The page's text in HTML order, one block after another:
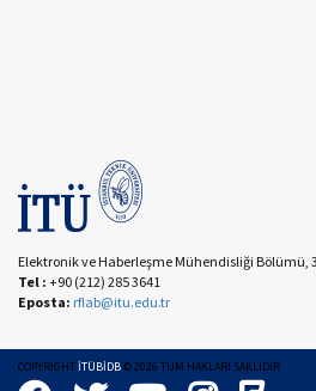
Elektronik ve Haberleşme Mühendisliği Bölümü,
Tel : +90 (212) 285 3641
Eposta: rflab@itu.edu.tr
COPYRIGHT İTÜBİDB©2026 TÜM HAKLARI SAKLIDIR